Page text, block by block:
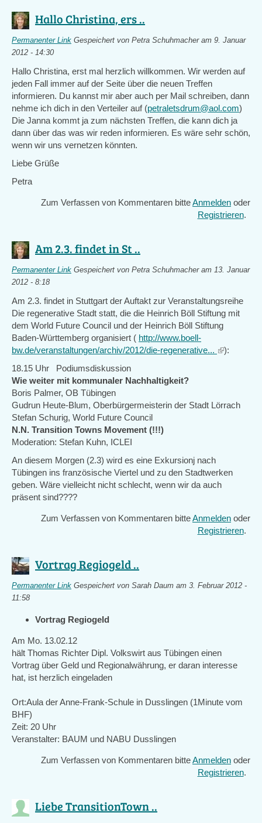
Hallo Christina, ers ..
Permanenter Link Gespeichert von Petra Schuhmacheram 9. Januar
2012 - 14:30
Hallo Christina, erst mal herzlich willkommen. Wir werden auf
jeden Fall immer auf der Seite über die neuen Treffen
informieren. Du kannst mir aber auch per Mail schreiben, dann
nehme ich dich in den Verteiler auf (petraletsdrum@aol.com)
Die Janna kommt ja zum nächsten Treffen, die kann dich ja
dann über das was wir reden informieren. Es wäre sehr schön,
wenn wir uns vernetzen könnten.
Liebe Grüße
Petra
Zum Verfassen von Kommentaren bitteAnmelden oder
Registrieren.
Am 2.3. findet in St ..
Permanenter Link Gespeichert von Petra Schuhmacheram 13. Januar
2012 - 8:18
Am 2.3. findet in Stuttgart der Auftakt zur Veranstaltungsreihe
Die regenerative Stadt statt, die die Heinrich Böll Stiftung mit
dem World Future Council und der Heinrich Böll Stiftung
Baden-Württemberg organisiert ( http://www.boell-
bw.de/veranstaltungen/archiv/2012/die-regenerative... (link
):
18.15 Uhr Podiumsdiskussion
Wie weiter mit kommunaler Nachhaltigkeit?
Boris Palmer, OB Tübingen
Gudrun Heute-Blum, Oberbürgermeisterin der Stadt Lörrach
Stefan Schurig, World Future Council
N.N. Transition Towns Movement (!!!)
Moderation: Stefan Kuhn, ICLEI
An diesem Morgen (2.3) wird es eine Exkursionj nach
Tübingen ins französische Viertel und zu den Stadtwerken
geben. Wäre vielleicht nicht schlecht, wenn wir da auch
präsent sind????
Zum Verfassen von Kommentaren bitteAnmelden oder
Registrieren.
Vortrag Regiogeld ..
Permanenter Link Gespeichert von Sarah Daum am 3. Februar 2012 -
11:58
Vortrag Regiogeld
Am Mo. 13.02.12
hält Thomas Richter Dipl. Volkswirt aus Tübingen einen
Vortrag über Geld und Regionalwährung, er daran interesse
hat, ist herzlich eingeladen
Ort:Aula der Anne-Frank-Schule in Dusslingen (1Minute vom
BHF)
Zeit: 20 Uhr
Veranstalter: BAUM und NABU Dusslingen
Zum Verfassen von Kommentaren bitteAnmelden oder
Registrieren.
Liebe TransitionTown ..